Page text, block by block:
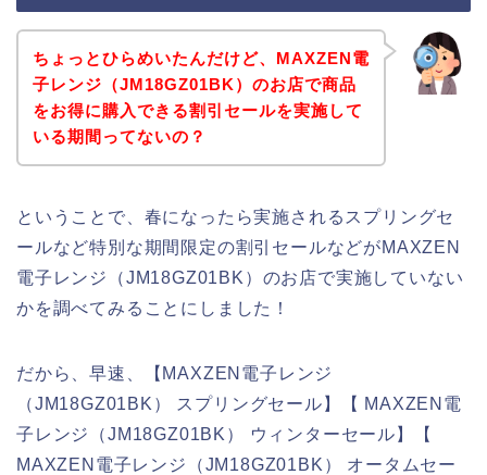
ちょっとひらめいたんだけど、MAXZEN電
子レンジ（JM18GZ01BK）のお店で商品
をお得に購入できる割引セールを実施して
いる期間ってないの？
ということで、春になったら実施されるスプリングセ
ールなど特別な期間限定の割引セールなどがMAXZEN
電子レンジ（JM18GZ01BK）のお店で実施していない
かを調べてみることにしました！
だから、早速、【MAXZEN電子レンジ
（JM18GZ01BK） スプリングセール】【 MAXZEN電
子レンジ（JM18GZ01BK） ウィンターセール】【
MAXZEN電子レンジ（JM18GZ01BK） オータムセー